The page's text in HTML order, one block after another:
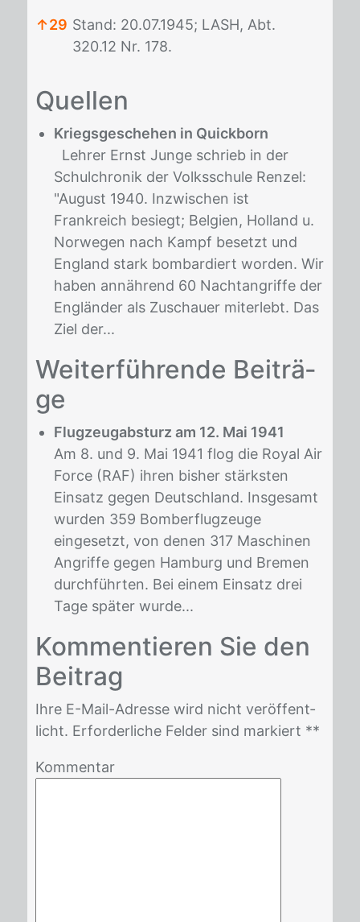
↑29 Stand: 20.07.1945; LASH, Abt.
320.12 Nr. 178.
Quel­len
Kriegsgeschehen in Quickborn
Lehrer Ernst Junge schrieb in der
Schulchronik der Volksschule Renzel:
"August 1940. Inzwischen ist
Frankreich besiegt; Belgien, Holland u.
Norwegen nach Kampf besetzt und
England stark bombardiert worden. Wir
haben annährend 60 Nachtangriffe der
Engländer als Zuschauer miterlebt. Das
Ziel der...
Wei­ter­füh­ren­de Bei­trä­
ge
Flugzeugabsturz am 12. Mai 1941
Am 8. und 9. Mai 1941 flog die Royal Air
Force (RAF) ihren bisher stärksten
Einsatz gegen Deutschland. Insgesamt
wurden 359 Bomberflugzeuge
eingesetzt, von denen 317 Maschinen
Angriffe gegen Hamburg und Bremen
durchführten. Bei einem Einsatz drei
Tage später wurde...
Kom­men­tie­ren Sie den
Bei­trag
Ihre E-Mail-Adres­se wird nicht ver­öf­fent­
licht. Er­for­der­li­che Fel­der sind mar­kiert **
Kommentar